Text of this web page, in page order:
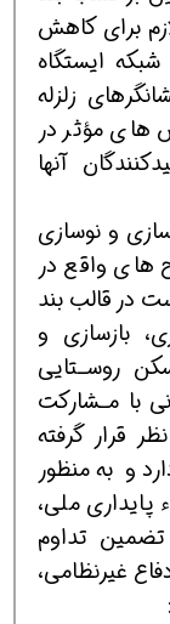
برای کاهش
ایستگاه
زلزله
های مؤثر در
آنها
بهسازی و نوسازی
های واقع در
در قالب بند
بازسازی و
روسـتایی
با مـشارکت
قرار گرفته
دارد و به منظور
ملی،
تداوم
غیرنظامی،